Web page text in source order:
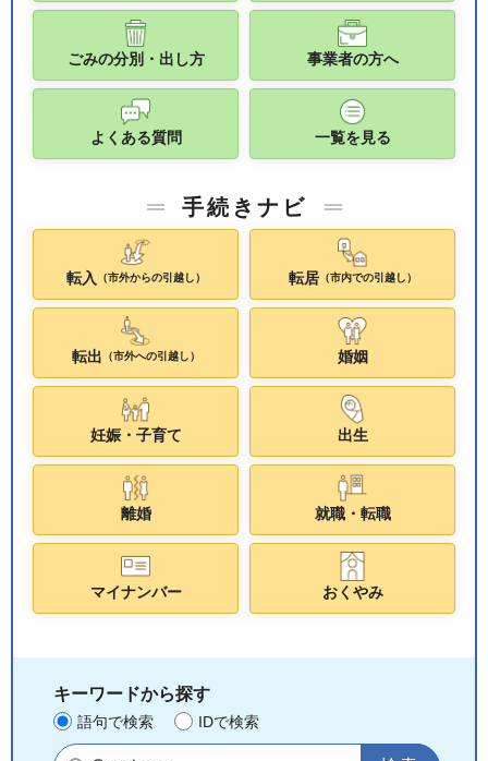
ごみの分別・出し方 事業者の方へ
よくある質問 一覧を見る
手続きナビ
転入 （市外からの引越し） 転居（市内での引越し）
転出 （市外への引越し） 婚姻
妊娠・子育て 出生
離婚 就職・転職
マイナンバー おくやみ
キーワードから探す
語句で検索 IDで検索